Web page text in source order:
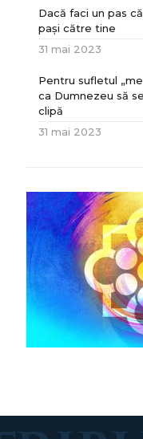
Dacă faci un pas
paşi către tine
31 mai 2023
Pentru sufletul
ca Dumnezeu să
clipă
31 mai 2023